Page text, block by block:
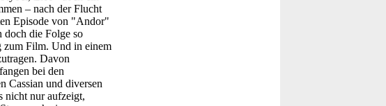
– nach der Flucht
Episode von "Andor"
doch die Folge so
Film. Und in einem
Davon
bei den
Cassian und diversen
nicht nur aufzeigt,